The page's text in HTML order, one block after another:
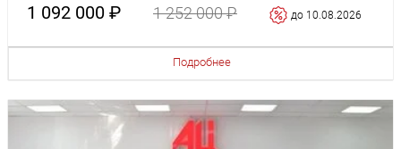
1 092 000 ₽ 1 252 000 ₽ до 10.08.2026
Подробнее